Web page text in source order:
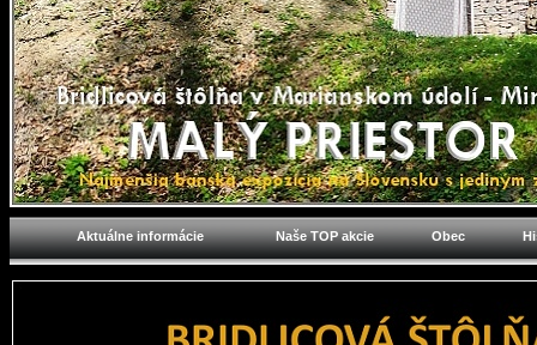
Aktuálne informácie Naše TOP akcie Obec